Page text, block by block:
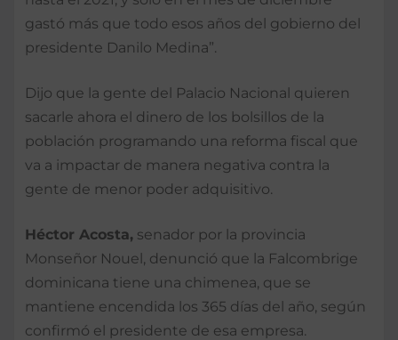
gastó más que todo esos años del gobierno del
presidente Danilo Medina”.
Dijo que la gente del Palacio Nacional quieren
sacarle ahora el dinero de los bolsillos de la
población programando una reforma fiscal que
va a impactar de manera negativa contra la
gente de menor poder adquisitivo.
Héctor Acosta, senador por la provincia
Monseñor Nouel, denunció que la Falcombrige
dominicana tiene una chimenea, que se
mantiene encendida los 365 días del año, según
confirmó el presidente de esa empresa.